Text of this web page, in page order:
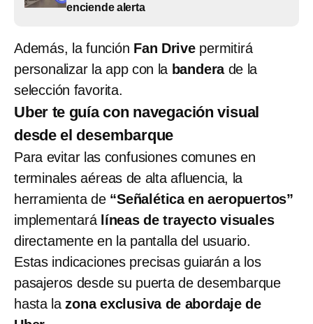
enciende alerta
Además, la función Fan Drivepermitirá
personalizar la app con la banderade la
selección favorita.
Uber te guía con navegación visual
desde el desembarque
Para evitar las confusiones comunes en
terminales aéreas de alta afluencia, la
herramienta de “Señalética en aeropuertos”
implementará líneas de trayecto visuales
directamente en la pantalla del usuario.
Estas indicaciones precisas guiarán a los
pasajeros desde su puerta de desembarque
hasta lazona exclusiva de abordaje de